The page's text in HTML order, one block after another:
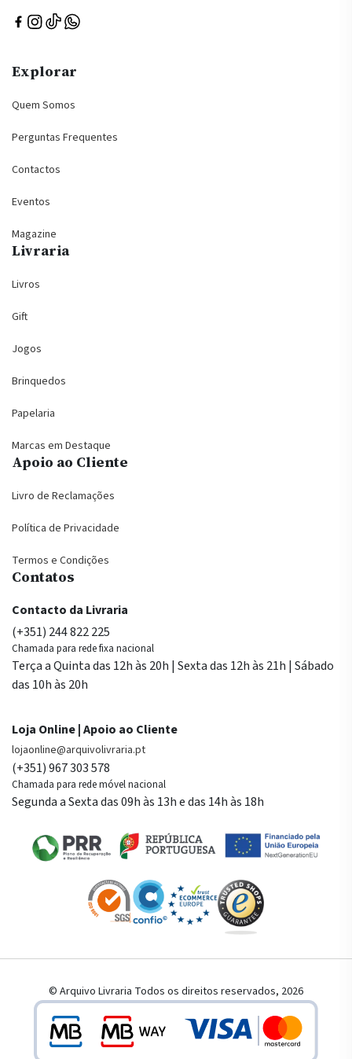
Explorar
Quem Somos
Perguntas Frequentes
Contactos
Eventos
Magazine
Livraria
Livros
Gift
Jogos
Brinquedos
Papelaria
Marcas em Destaque
Apoio ao Cliente
Livro de Reclamações
Política de Privacidade
Termos e Condições
Contatos
Contacto da Livraria
(+351) 244 822 225
Chamada para rede fixa nacional
Terça a Quinta das 12h às 20h | Sexta das 12h às 21h | Sábado
das 10h às 20h
Loja Online | Apoio ao Cliente
lojaonline@arquivolivraria.pt
(+351) 967 303 578
Chamada para rede móvel nacional
Segunda a Sexta das 09h às 13h e das 14h às 18h
© Arquivo Livraria Todos os direitos reservados, 2026